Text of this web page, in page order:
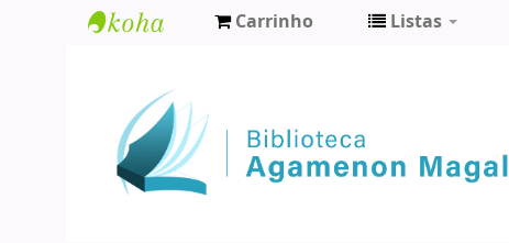
Agamenon
Magalhães
Carrinho Listas